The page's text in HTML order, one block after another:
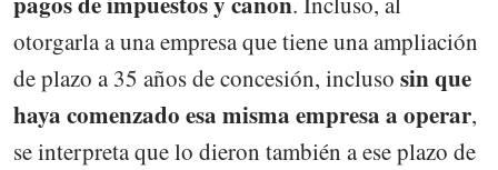
otorgarla a una empresa que tiene una ampliación
de plazo a 35 años de concesión, incluso sin que
haya comenzado esa misma empresa a operar,
se interpreta que lo dieron también a ese plazo de